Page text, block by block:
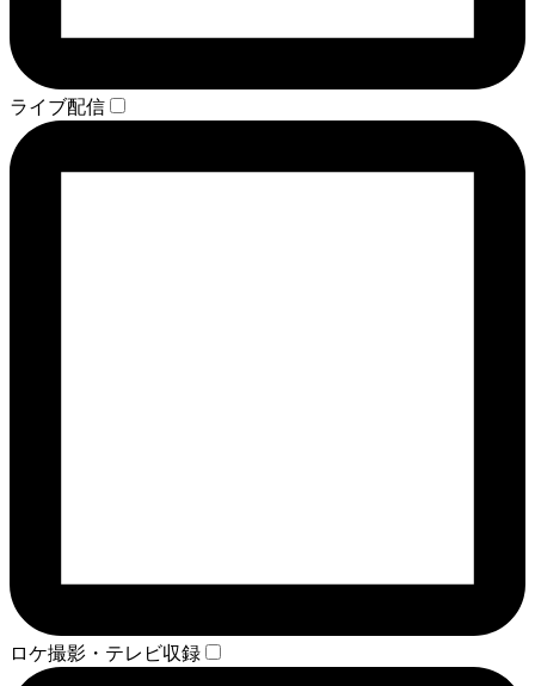
ライブ配信
ロケ撮影・テレビ収録